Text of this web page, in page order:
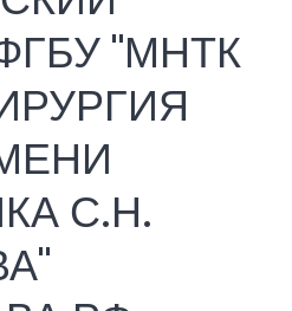
"МНТК
С.Н.